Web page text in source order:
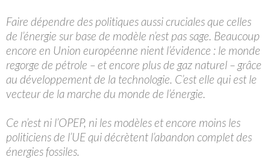
Faire dépendre des politiques aussi cruciales que celles
de l’énergie sur base de modèle n’est pas sage. Beaucoup
encore en Union européenne nient l’évidence : le monde
regorge de pétrole – et encore plus de gaz naturel – grâce
au développement de la technologie. C’est elle qui est le
vecteur de la marche du monde de l’énergie.
Ce n’est ni l’OPEP, ni les modèles et encore moins les
politiciens de l’UE qui décrètent l’abandon complet des
énergies fossiles.